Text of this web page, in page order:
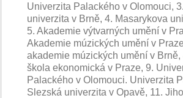
Univerzita Palackého v Olomouci,
univerzita v Brně, 4. Masarykova
5. Akademie výtvarných umění v
Akademie múzických umění v
akademie múzických umění v Brně,
škola ekonomická v Praze, 9.
Palackého v Olomouci. Univerzita
Slezská univerzita v Opavě, 11.